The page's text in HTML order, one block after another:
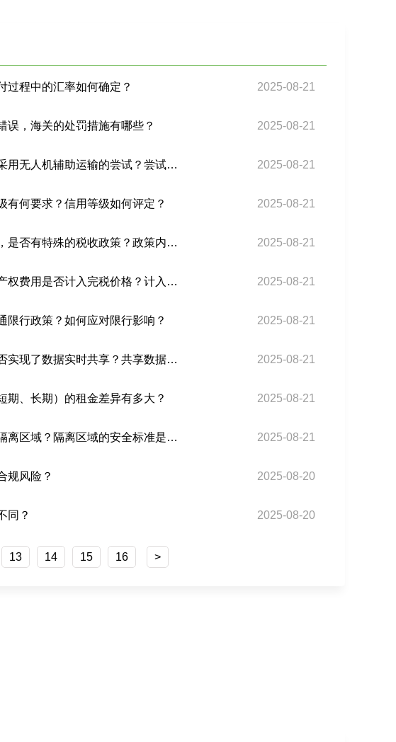
过程中的汇率如何确定？ 2025-08-21
误，海关的处罚措施有哪些？ 2025-08-21
危地马拉专线应对复杂地形的运输方案中，是否有采用无人机辅助运输的尝试？尝试的效果如何？ 2025-08-21
有何要求？信用等级如何评定？ 2025-08-21
近期巴西关税对于跨境电商平台上的二手商品进口，是否有特殊的税收政策？政策内容是什么？ 2025-08-21
巴西关税在计算进口商品关税时，对于商品的知识产权费用是否计入完税价格？计入标准是什么？ 2025-08-21
限行政策？如何应对限行影响？ 2025-08-21
近期巴西专线与巴西当地的物流信息平台合作，是否实现了数据实时共享？共享数据的准确性如何？ 2025-08-21
期、长期）的租金差异有多大？ 2025-08-21
巴西海运港口在处理危险品货物时，是否有专门的隔离区域？隔离区域的安全标准是什么？ 2025-08-21
规风险？ 2025-08-20
同？ 2025-08-20
13 14 15 16 >